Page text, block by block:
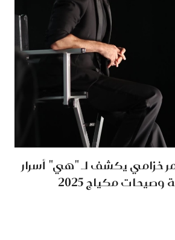
خزامي يكشف لـ "هي" أسرار
مكياج 2025